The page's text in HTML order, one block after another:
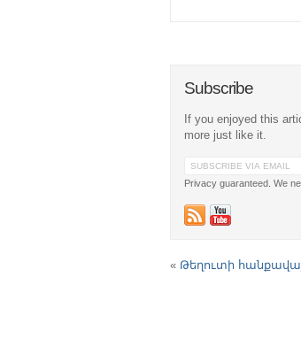
Subscribe
If you enjoyed this
more just like it.
Privacy guaranteed. We
« Թեղուտի